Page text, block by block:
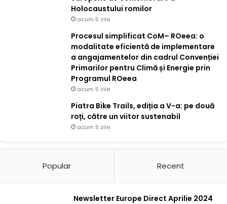
Holocaustului romilor
acum 5 zile
Procesul simplificat CoM– ROeea: o
modalitate eficientă de implementare
a angajamentelor din cadrul Convenției
Primarilor pentru Climă și Energie prin
Programul ROeea
acum 5 zile
Piatra Bike Trails, ediția a V-a: pe două
roți, către un viitor sustenabil
acum 5 zile
Popular Recent
Newsletter Europe Direct Aprilie 2024